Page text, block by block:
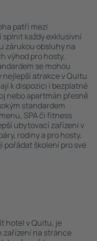
patří mezi
každý exklusivní
zárukou obsluhy na
výhod pro hosty.
se mohou
atrakce v Quitu
k dispozici i bezplatné
nebo apartmán přesně
standardem
SPA či fitness
ubytovací zařízení v
rodiny a pro hosty,
školení pro své
hotel v Quitu, je
na stránce